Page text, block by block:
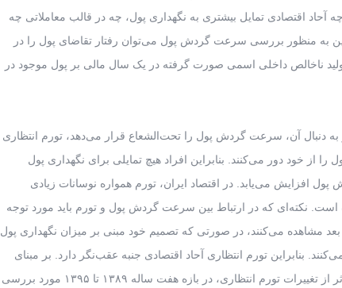
اقتصادی تمایل بیشتری به نگهداری پول، چه در قالب معاملاتی چه
به منظور بررسی سرعت گردش پول می‌توان رفتار تقاضای پول را در
ناخالص داخلی اسمی صورت گرفته در یک سال مالی بر پول موجود در
به دنبال آن، سرعت گردش پول را تحت‌الشعاع قرار می‌دهد، تورم انتظاری
خود دور می‌کنند. بنابراین افراد هیچ تمایلی برای نگهداری پول
افزایش می‌یابد. در اقتصاد ایران، تورم همواره نوسانات زیادی
نکته‌ای که در ارتباط بین سرعت گردش پول و تورم باید مورد توجه
مشاهده می‌کنند، در صورتی که تصمیم خود مبنی بر میزان نگهداری پول
بنابراین تورم انتظاری آحاد اقتصادی جنبه عقب‌نگر دارد. بر مبنای
اطلاعات منتشر شده از سوی بانک مرکزی، رفتار سرعت گردش پول متاثر از تغییرات تورم انتظاری، در بازه هفت ساله ۱۳۸۹ تا ۱۳۹۵ مورد بررسی